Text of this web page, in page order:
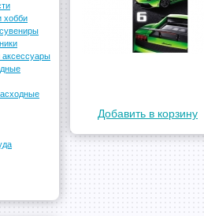
Добавить в корзину
хобби
аксессуары